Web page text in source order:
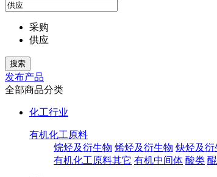
采购
供应
发布产品
全部商品分类
化工行业
有机化工原料
烷烃及衍生物 烯烃及衍生物 炔烃及衍
有机化工原料其它 有机中间体 酸类